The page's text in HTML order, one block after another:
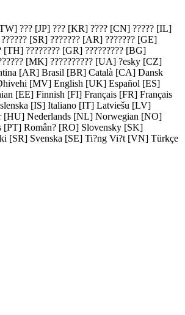
??? [JP] ??? [KR] ???? [CN] ????? [IL]
?????? [SR] ??????? [AR] ??????? [GE]
[TH] ???????? [GR] ????????? [BG]
[MK] ?????????? [UA] ?esky [CZ]
[AR] Brasil [BR] Català [CA] Dansk
[MV] English [UK] Español [ES]
[EE] Finnish [FI] Français [FR] Français
[IS] Italiano [IT] Latviešu [LV]
[HU] Nederlands [NL] Norwegian [NO]
[PT] Român? [RO] Slovensky [SK]
[SR] Svenska [SE] Ti?ng Vi?t [VN] Türkçe